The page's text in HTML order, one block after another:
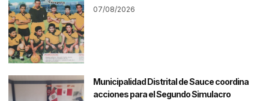
07/08/2026
Municipalidad Distrital de Sauce coordina
acciones para el Segundo Simulacro